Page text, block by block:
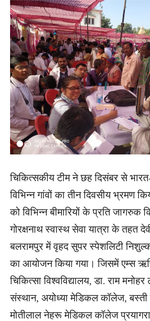
चिकित्सकीय टीम ने छह दिसंबर से
वि​भिन्न गांवों का तीन दिवसीय भ्रमण
को विभिन्न बीमारियों के प्रति जागरुक
गोरक्षनाथ स्वास्थ सेवा यात्रा के तहत
बलरामपुर में वृहद सुपर स्पेशलिटी
का आयोजन किया गया। जिसमें एम्स
चिकित्सा विश्वविद्यालय, डा. राम मनोहर
संस्थान, अयोध्या मेडिकल कॉलेज,
मोतीलाल नेहरू मेडिकल कॉलेज